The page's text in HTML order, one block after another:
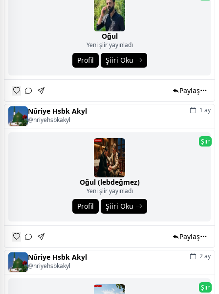
Oğul
Yeni şiir yayınladı
Profil Şiiri Oku
Paylaş
Nûriye Hsbk Akyl
@nriyehsbkakyl
1 ay
Şiir
Oğul (lebdeğmez)
Yeni şiir yayınladı
Profil Şiiri Oku
Paylaş
Nûriye Hsbk Akyl
@nriyehsbkakyl
2 ay
Şiir